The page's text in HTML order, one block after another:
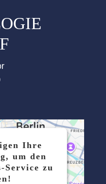
Ihre
um den
Service zu